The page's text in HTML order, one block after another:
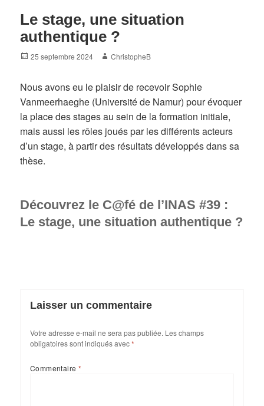
Le stage, une situation
authentique ?
Posted
25 septembre 2024 Author
ChristopheB
Nous avons eu le plaisir de recevoir Sophie
Vanmeerhaeghe (Université de Namur) pour évoquer
la place des stages au sein de la formation initiale,
mais aussi les rôles joués par les différents acteurs
d’un stage, à partir des résultats développés dans sa
thèse.
Découvrez le C@fé de l’INAS #39 :
Le stage, une situation authentique ?
Laisser un commentaire
Votre adresse e-mail ne sera pas publiée. Les champs
obligatoires sont indiqués avec*
Commentaire*